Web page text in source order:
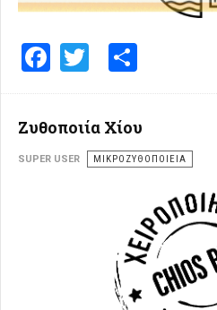
Facebook
Twitter
Ζυθοποιία Χίου
SUPER USER ΜΙΚΡΟΖΥΘΟΠΟΙΕΊΑ